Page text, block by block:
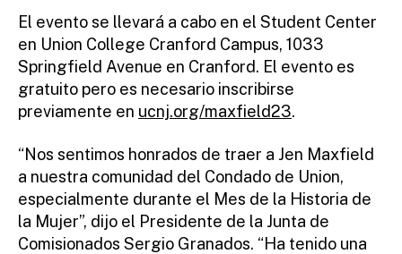
El evento se llevará a cabo en el Student Center
en Union College Cranford Campus, 1033
Springfield Avenue en Cranford. El evento es
gratuito pero es necesario inscribirse
previamente en ucnj.org/maxfield23.
“Nos sentimos honrados de traer a Jen Maxfield
a nuestra comunidad del Condado de Union,
especialmente durante el Mes de la Historia de
la Mujer”, dijo el Presidente de la Junta de
Comisionados Sergio Granados. “Ha tenido una